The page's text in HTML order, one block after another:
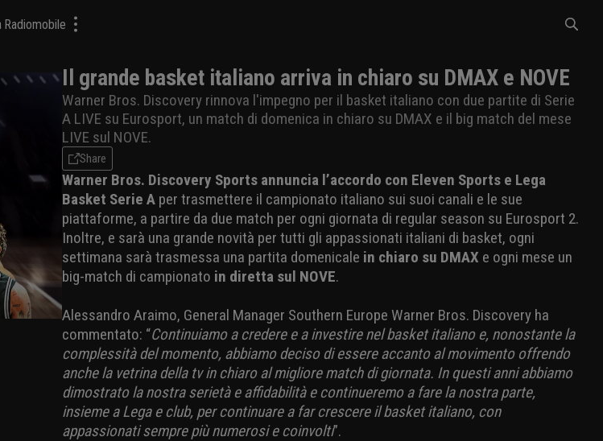
Radiomobile
Il grande basket italiano arriva in chiaro su DMAX e NOVE
Warner Bros. Discovery rinnova l'impegno per il basket italiano con due partite di Serie
A LIVE su Eurosport, un match di domenica in chiaro su DMAX e il big match del mese
LIVE sul NOVE.
Share
Warner Bros. Discovery Sports annuncia l’accordo con Eleven Sports e Lega
Basket Serie A per trasmettere il campionato italiano sui suoi canali e le sue
piattaforme, a partire da due match per ogni giornata di regular season su Eurosport 2.
Inoltre, e sarà una grande novità per tutti gli appassionati italiani di basket, ogni
settimana sarà trasmessa una partita domenicale in chiaro su DMAX e ogni mese un
big-match di campionato in diretta sul NOVE.
Alessandro Araimo, General Manager Southern Europe Warner Bros. Discovery ha
commentato: “Continuiamo a credere e a investire nel basket italiano e, nonostante la
complessità del momento, abbiamo deciso di essere accanto al movimento offrendo
anche la vetrina della tv in chiaro al migliore match di giornata. In questi anni abbiamo
dimostrato la nostra serietà e affidabilità e continueremo a fare la nostra parte,
insieme a Lega e club, per continuare a far crescere il basket italiano, con
appassionati sempre più numerosi e coinvolti”.